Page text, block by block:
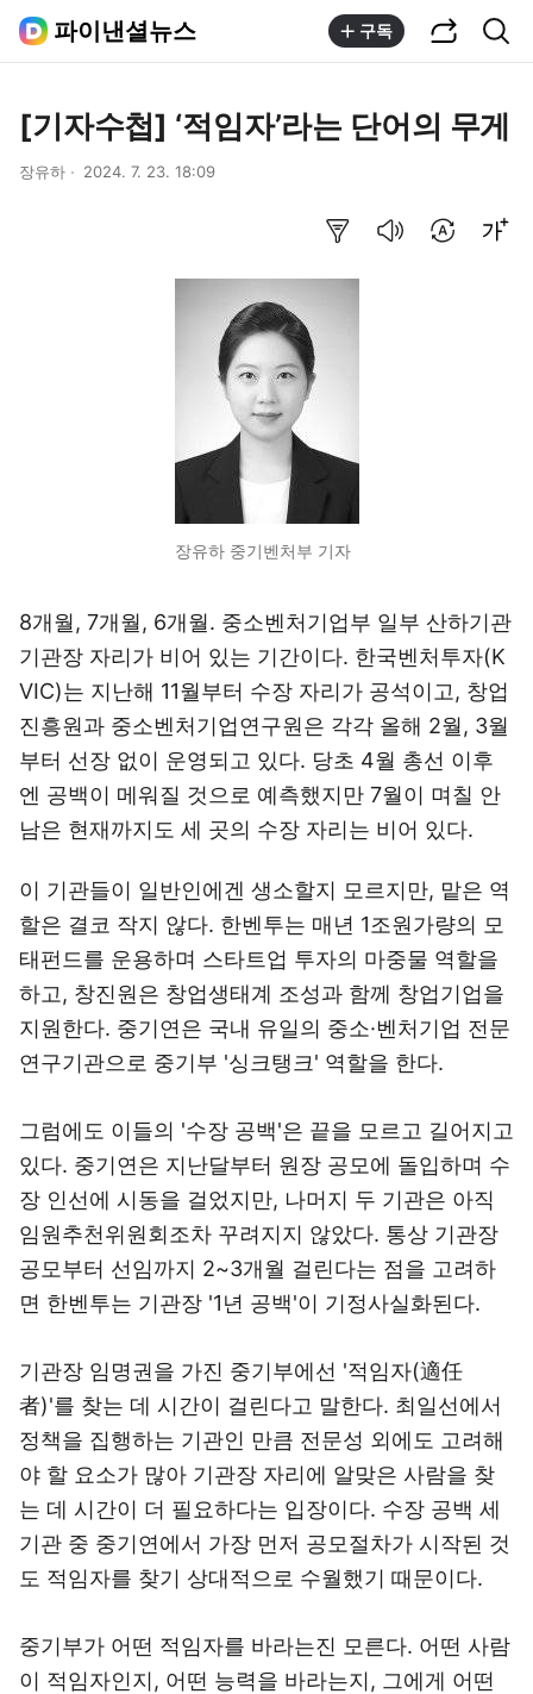
파이낸셜뉴스 구독
[기자수첩] ‘적임자’라는 단어의 무게
장유하 2024. 7. 23. 18:09
장유하 중기벤처부 기자
8개월, 7개월, 6개월. 중소벤처기업부 일부 산하기관
기관장 자리가 비어 있는 기간이다. 한국벤처투자(K
VIC)는 지난해 11월부터 수장 자리가 공석이고, 창업
진흥원과 중소벤처기업연구원은 각각 올해 2월, 3월
부터 선장 없이 운영되고 있다. 당초 4월 총선 이후
엔 공백이 메워질 것으로 예측했지만 7월이 며칠 안
남은 현재까지도 세 곳의 수장 자리는 비어 있다.
이 기관들이 일반인에겐 생소할지 모르지만, 맡은 역
할은 결코 작지 않다. 한벤투는 매년 1조원가량의 모
태펀드를 운용하며 스타트업 투자의 마중물 역할을
하고, 창진원은 창업생태계 조성과 함께 창업기업을
지원한다. 중기연은 국내 유일의 중소·벤처기업 전문
연구기관으로 중기부 '싱크탱크' 역할을 한다.
그럼에도 이들의 '수장 공백'은 끝을 모르고 길어지고
있다. 중기연은 지난달부터 원장 공모에 돌입하며 수
장 인선에 시동을 걸었지만, 나머지 두 기관은 아직
임원추천위원회조차 꾸려지지 않았다. 통상 기관장
공모부터 선임까지 2~3개월 걸린다는 점을 고려하
면 한벤투는 기관장 '1년 공백'이 기정사실화된다.
기관장 임명권을 가진 중기부에선 '적임자(適任
者)'를 찾는 데 시간이 걸린다고 말한다. 최일선에서
정책을 집행하는 기관인 만큼 전문성 외에도 고려해
야 할 요소가 많아 기관장 자리에 알맞은 사람을 찾
는 데 시간이 더 필요하다는 입장이다. 수장 공백 세
기관 중 중기연에서 가장 먼저 공모절차가 시작된 것
도 적임자를 찾기 상대적으로 수월했기 때문이다.
중기부가 어떤 적임자를 바라는진 모른다. 어떤 사람
이 적임자인지, 어떤 능력을 바라는지, 그에게 어떤